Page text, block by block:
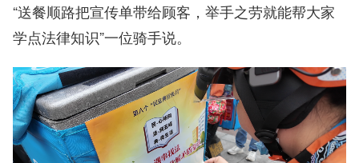
“送餐顺路把宣传单带给顾客，举手之劳就能帮大家
学点法律知识”一位骑手说。